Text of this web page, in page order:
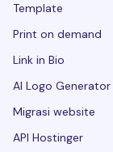
Template
Print on demand
Link in Bio
AI Logo Generator
Migrasi website
API Hostinger